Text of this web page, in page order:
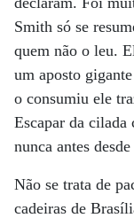
Smith só se
quem não o leu.
um aposto
o consumiu ele
Escapar da cilada
nunca antes
Não se trata de
cadeiras de